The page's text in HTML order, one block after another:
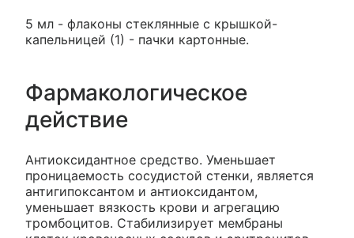
5 мл - флаконы стеклянные с крышкой-
капельницей (1) - пачки картонные.
Фармакологическое
действие
Антиоксидантное средство. Уменьшает
проницаемость сосудистой стенки, является
антигипоксантом и антиоксидантом,
уменьшает вязкость крови и агрегацию
тромбоцитов. Стабилизирует мембраны